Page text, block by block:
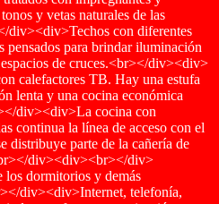
y vetas naturales de las
con diferentes
pensados para brindar iluminación
de cruces.<br></div><div>
calefactores TB. Hay una estufa
lenta y una cocina económica
div><div>La cocina con
continua la línea de acceso con el
distribuye parte de la cañería de
div><div><br></div>
los dormitorios y demás
div><div>Internet, telefonía,